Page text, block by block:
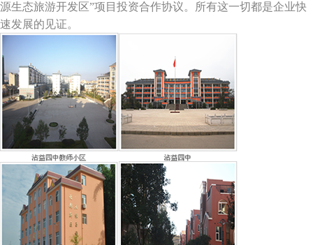
源生态旅游开发区”项目投资合作协议。所有这一切都是企业快
速发展的见证。